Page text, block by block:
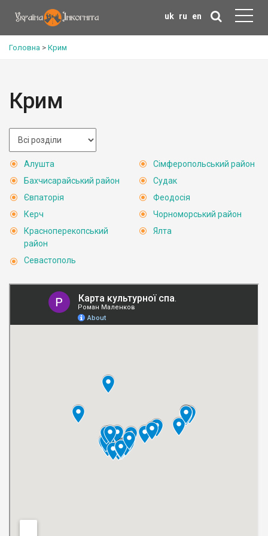
uk ru en
Головна > Крим
Крим
Алушта
Бахчисарайський район
Євпаторія
Керч
Красноперекопський
район
Севастополь
Сімферопольський район
Судак
Феодосія
Чорноморський район
Ялта